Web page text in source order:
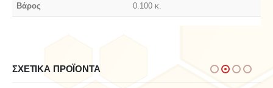
Βάρος 0.100 κ.
ΣΧΕΤΙΚΆ ΠΡΟΪΌΝΤΑ